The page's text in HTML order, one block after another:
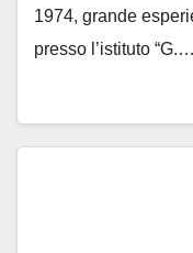
1974, grande
presso l’istituto “G.…